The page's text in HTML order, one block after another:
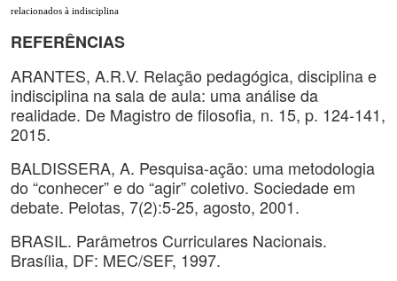
relacionados à indisciplina
REFERÊNCIAS
ARANTES, A.R.V. Relação pedagógica, disciplina e
indisciplina na sala de aula: uma análise da
realidade. De Magistro de filosofia, n. 15, p. 124-141,
2015.
BALDISSERA, A. Pesquisa-ação: uma metodologia
do “conhecer” e do “agir” coletivo. Sociedade em
debate. Pelotas, 7(2):5-25, agosto, 2001.
BRASIL. Parâmetros Curriculares Nacionais.
Brasília, DF: MEC/SEF, 1997.